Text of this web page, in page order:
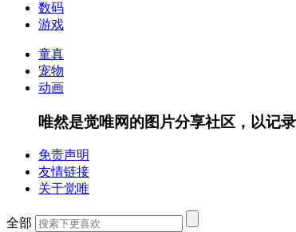
数码
游戏
童真
宠物
动画
唯然是觉唯网的图片分享社区，以记
免责声明
友情链接
关于觉唯
全部